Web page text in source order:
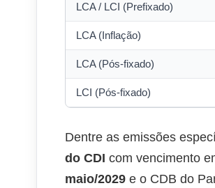
LCA / LCI (Prefixado)
LCA (Inflação)
LCA (Pós-fixado)
LCI (Pós-fixado)
Dentre as emissões
do CDI com vencimento
maio/2029 e o CDB do